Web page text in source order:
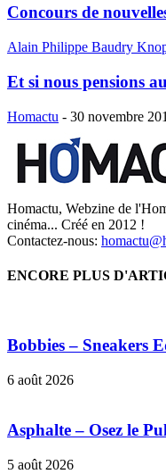
Concours de
Alain Philippe Baudry
Et si nous pensions
Homactu - 30 novembre
Homactu, Webzine de
cinéma... Créé en 2012 !
Contactez-nous:
ENCORE PLUS
Bobbies – Sneakers
6 août 2026
Asphalte – Osez le
5 août 2026